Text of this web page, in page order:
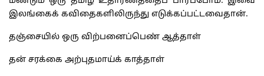
இலங்கைக் கவிதைகளிலிருந்து எடுக்கப்பட்டவைதான்.
தஞ்சையில் ஒரு விற்பனைப்பெண் ஆத்தாள்
தன் சரக்கை அற்புதமாய்க் காத்தாள்